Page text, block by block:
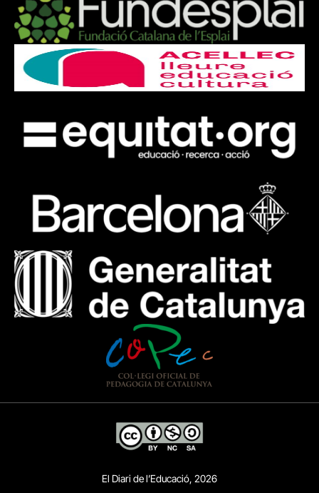
El Diari de l’Educació, 2026